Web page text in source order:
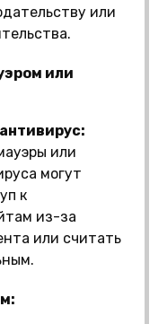
или
или
или
могут
к
из-за
или считать